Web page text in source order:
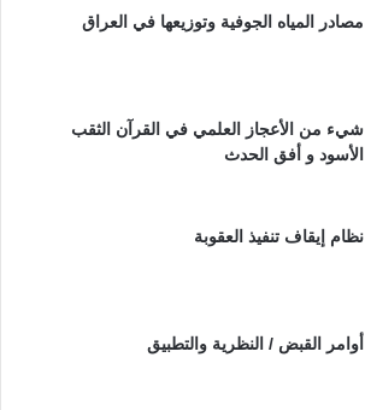
مصادر المياه الجوفية وتوزيعها في العراق
شيء من الأعجاز العلمي في القرآن الثقب
الأسود و أفق الحدث
نظام إيقاف تنفيذ العقوبة
أوامر القبض / النظرية والتطبيق